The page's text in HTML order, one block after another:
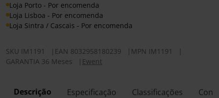
Loja Porto - Por encomenda
Loja Lisboa - Por encomenda
Loja Sintra / Cascais - Por encomenda
SKU IM1191 EAN 8032958180239 MPN IM1191
GARANTIA 36 Meses
Ewent
Descrição Especificação Classificações